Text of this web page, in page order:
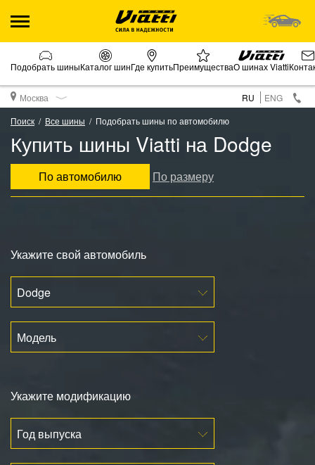
Подобрать шиныКаталог шинГде купитьПреимуществаО шинах Viatti
Москва RU
ENG
Поиск
Все шины Подобрать шины по автомобилю
Купить шины Viatti на Dodge
По автомобилю По размеру
Укажите свой автомобиль
Dodge
Модель
Укажите модификацию
Год выпуска